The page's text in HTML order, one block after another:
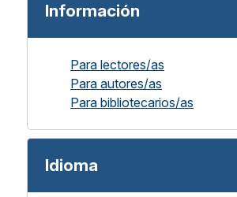
Información
Para lectores/as
Para autores/as
Para bibliotecarios/as
Idioma